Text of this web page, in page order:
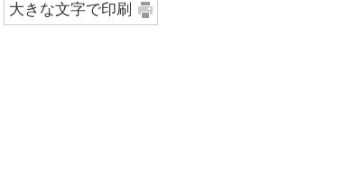
大きな文字で印刷